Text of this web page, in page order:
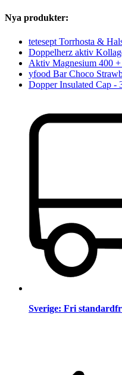
Nya produkter:
tetesept Torrhosta &
Doppelherz aktiv
Aktiv Magnesium 400
yfood Bar Choco
Dopper Insulated Cap -
Sverige: Fri